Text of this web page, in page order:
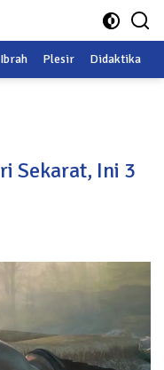
Ibrah Plesir Didaktika
Sekarat, Ini 3